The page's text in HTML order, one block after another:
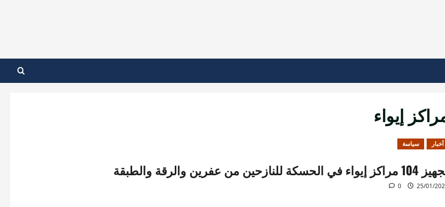
إيواء
أخبار سياسة
إيواء في الحسكة للنازحين من عفرين والرقة والطبقة
25/01/
0